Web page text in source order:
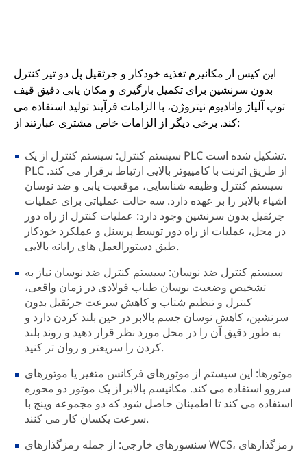
این کیس از مکانیزم تغذیه خودکار و جرثقیل پل دو تیر کنترل
بدون سرنشین برای تکمیل بارگیری و مکان یابی دقیق قیف
توپ آلیاژ وانادیوم نیتروژن، با الزامات فرآیند تولید استفاده می
کند. برخی دیگر از الزامات خاص مشتری عبارتند از:
سیستم کنترل: سیستم کنترل از یک PLC تشکیل شده است.
PLC از طریق اترنت با کامپیوتر بالایی ارتباط برقرار می کند.
سیستم کنترل وظیفه شناسایی، موقعیت یابی و ضد نوسان
اشیاء بالابر را بر عهده دارد. سه حالت عملیاتی برای عملیات
جرثقیل بدون سرنشین وجود دارد: عملیات کنترل از راه دور
در محل، عملیات از راه دور توسط پرسنل و عملکرد خودکار
طبق دستورالعمل های رایانه بالایی.
سیستم کنترل ضد نوسان: سیستم کنترل ضد نوسان نیاز به
تشخیص وضعیت نوسان طناب فولادی در زمان واقعی،
کنترل و تنظیم شتاب و کاهش سرعت جرثقیل بدون
سرنشین، کاهش نوسان جسم بالابر در حین بلند کردن دارد و
به طور دقیق آن را در محل مورد نظر قرار دهید و روند بلند
کردن را سریعتر و روان تر کنید.
موتورها: این سیستم از موتورهای فرکانس متغیر یا موتورهای
سروو استفاده می کند. مکانیسم بالابر از یک موتور دو محوره
استفاده می کند تا اطمینان حاصل شود که دو مجموعه وینچ با
سرعت یکسان کار می کنند.
سنسورهای خارجی: از جمله رمزگذارهای WCS، رمزگذارهای